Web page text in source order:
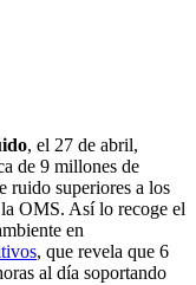
, el 27 de abril,
de 9 millones de
ruido superiores a los
OMS. Así lo recoge el
en
, que revela que 6
al día soportando